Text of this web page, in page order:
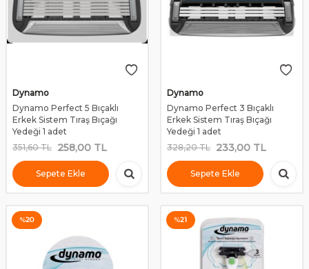
Dynamo
Dynamo Perfect 5 Bıçaklı
Erkek Sistem Tıraş Bıçağı
Yedeği 1 adet
351,60TL 258,00 TL
Sepete Ekle
Dynamo
Dynamo Perfect 3 Bıçaklı
Erkek Sistem Tıraş Bıçağı
Yedeği 1 adet
328,20TL 233,00 TL
Sepete Ekle
%20 %21